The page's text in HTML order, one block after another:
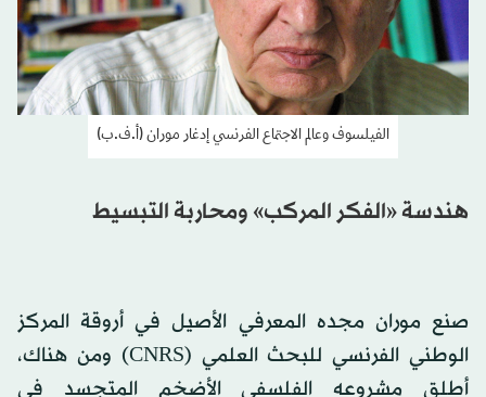
الفيلسوف وعالم الاجتماع الفرنسي إدغار موران (أ.ف.ب)
هندسة «الفكر المركب» ومحاربة التبسيط
صنع موران مجده المعرفي الأصيل في أروقة المركز
الوطني الفرنسي للبحث العلمي (CNRS) ومن هناك،
أطلق مشروعه الفلسفي الأضخم المتجسد في